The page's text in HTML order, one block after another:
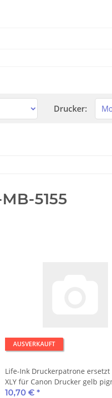
Drucker:
5155
AUSVERKAUFT
Life-Ink Druckerpatrone ersetzt
XLY für Canon Drucker gelb
mit Chip
10,70 € *